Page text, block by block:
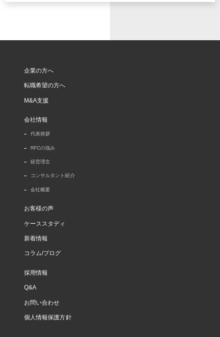
企業の方へ
転職希望の方へ
M&A支援
会社情報
代表挨拶
RFCの強み
経営理念
コンサルタント紹介
会社概要
お客様の声
ケーススタディ
新着情報
コラム/ブログ
採用情報
Q&A
お問い合わせ
個人情報保護方針